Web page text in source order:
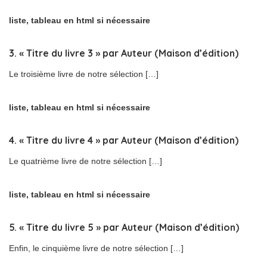
liste, tableau en html si nécessaire
3. « Titre du livre 3 » par Auteur (Maison d’édition)
Le troisième livre de notre sélection […]
liste, tableau en html si nécessaire
4. « Titre du livre 4 » par Auteur (Maison d’édition)
Le quatrième livre de notre sélection […]
liste, tableau en html si nécessaire
5. « Titre du livre 5 » par Auteur (Maison d’édition)
Enfin, le cinquième livre de notre sélection […]